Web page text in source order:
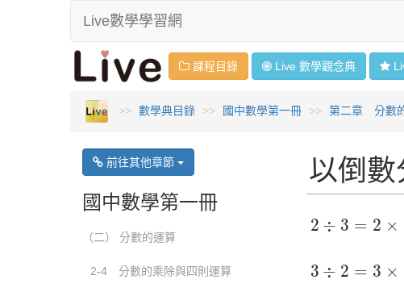
Live數學學習網
課程目錄 Live 數學觀念典
數學典目錄 國中數學第一冊 第二章 分數
以倒
2 ÷ 3 = 2 ×
3 ÷ 2 = 3 ×
前往其他章節
國中數學第一冊
（二） 分數的運算
2-4 分數的乘除與四則運算